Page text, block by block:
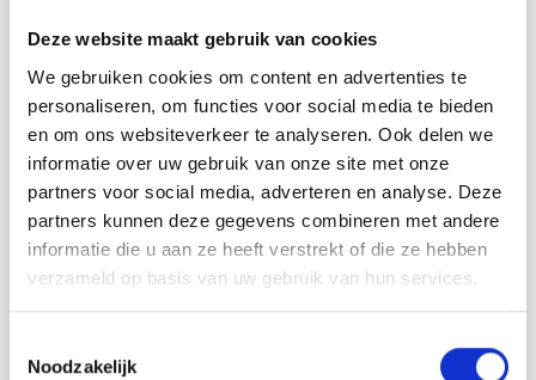
Deze website maakt gebruik van cookies
We gebruiken cookies om content en advertenties te
personaliseren, om functies voor social media te bieden
en om ons websiteverkeer te analyseren. Ook delen we
informatie over uw gebruik van onze site met onze
partners voor social media, adverteren en analyse. Deze
partners kunnen deze gegevens combineren met andere
informatie die u aan ze heeft verstrekt of die ze hebben
verzameld op basis van uw gebruik van hun services.
Noodzakelijk
Et utilise:
fils D)
200-200-200-250-250-300 g coloris 15, beige
ÉTANCHÉITÉ AU TRICOT :
7 mailles en largeur et 10 aiguilles en hauteur en jersey et 1
fil dans chaque qualité (= 2 fils) = 10 x 10 cm.
PINDE :
Aiguilles DROPS ROUND 15 : Longueur 80 cm pour le
trop de mailles de 10 cm, changez pour des aiguilles plus